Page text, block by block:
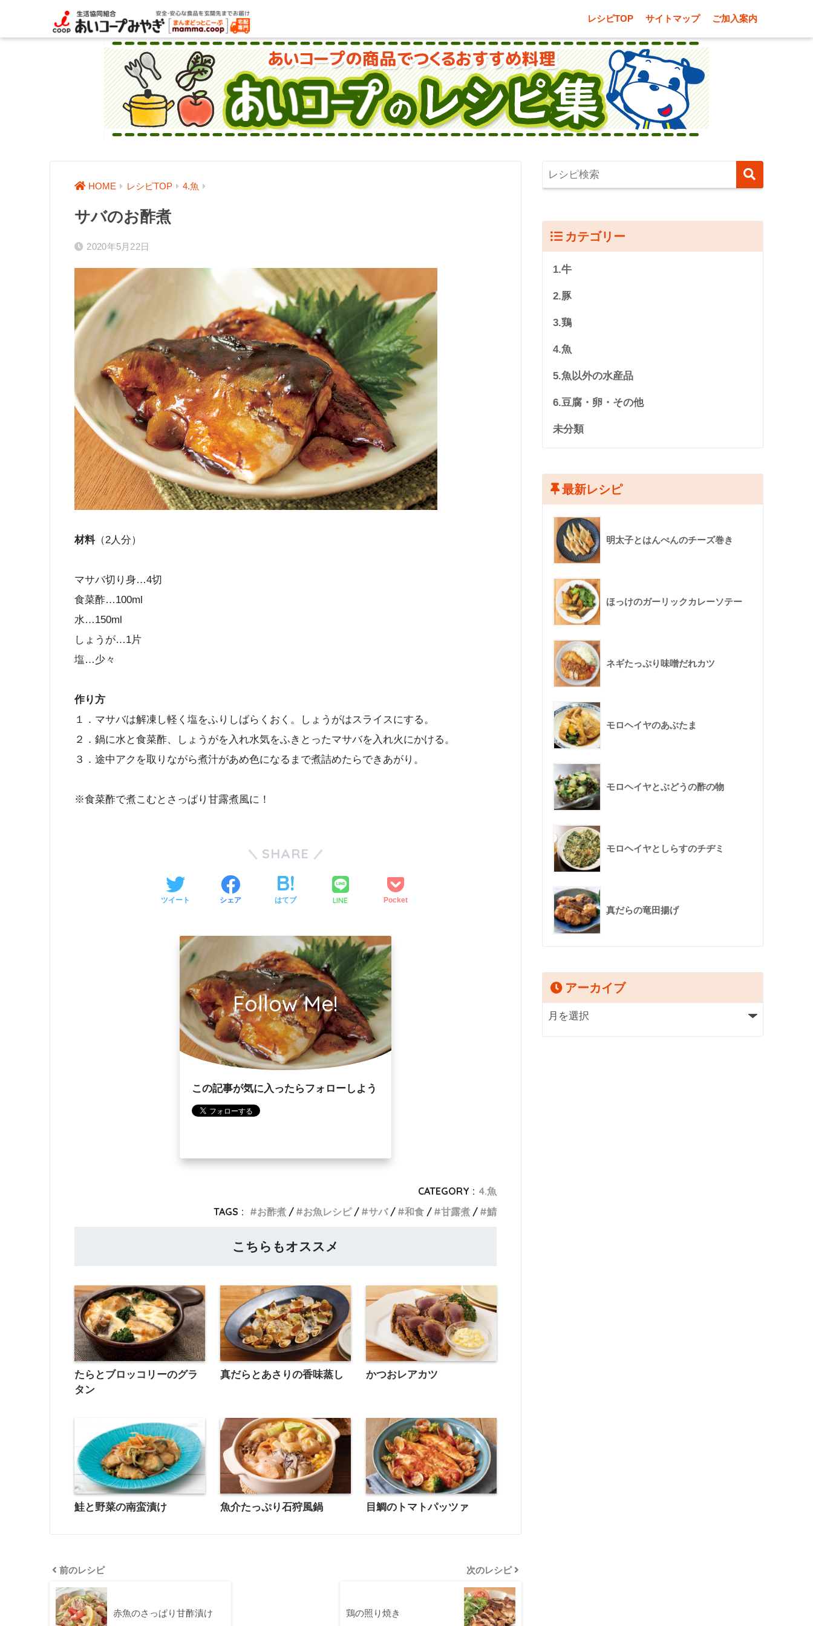
レシピTOP サイトマップ ご加入案内
HOME レシピTOP 4.魚
サバのお酢煮
2020年5月22日
材料（2人分）
マサバ切り身…4切
食菜酢…100ml
水…150ml
しょうが…1片
塩…少々
作り方
１．マサバは解凍し軽く塩をふりしばらくおく。しょうがはスライスにする。
２．鍋に水と食菜酢、しょうがを入れ水気をふきとったマサバを入れ火にかける。
３．途中アクを取りながら煮汁があめ色になるまで煮詰めたらできあがり。
※食菜酢で煮こむとさっぱり甘露煮風に！
SHARE
ツイート シェア はてブ LINE Pocket
Follow Me!
この記事が気に入ったらフォローしよう
CATEGORY : 4.魚
TAGS :
お酢煮 お魚レシピ サバ 和食 甘露煮 鯖
こちらもオススメ
たらとブロッコリーのグラ
タン
真だらとあさりの香味蒸し かつおレアカツ
鮭と野菜の南蛮漬け 魚介たっぷり石狩風鍋 目鯛のトマトパッツァ
前のレシピ
赤魚のさっぱり甘酢漬け
次のレシピ
鶏の照り焼き
カテゴリー
1.牛
2.豚
3.鶏
4.魚
5.魚以外の水産品
6.豆腐・卵・その他
未分類
最新レシピ
明太子とはんぺんのチーズ巻き
ほっけのガーリックカレーソテー
ネギたっぷり味噌だれカツ
モロヘイヤのあぶたま
モロヘイヤとぶどうの酢の物
モロヘイヤとしらすのチヂミ
真だらの竜田揚げ
アーカイブ